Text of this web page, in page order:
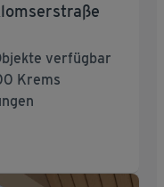
verfügbar
Krems